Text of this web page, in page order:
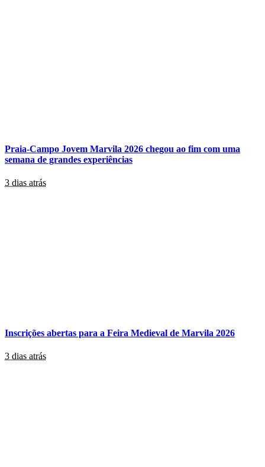
Praia-Campo Jovem Marvila 2026 chegou ao fim com uma
semana de grandes experiências
3 dias atrás
Inscrições abertas para a Feira Medieval de Marvila 2026
3 dias atrás